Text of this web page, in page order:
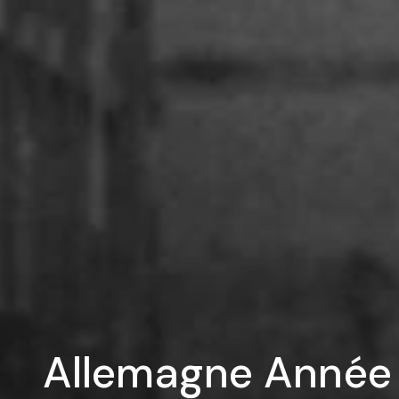
Allemagne